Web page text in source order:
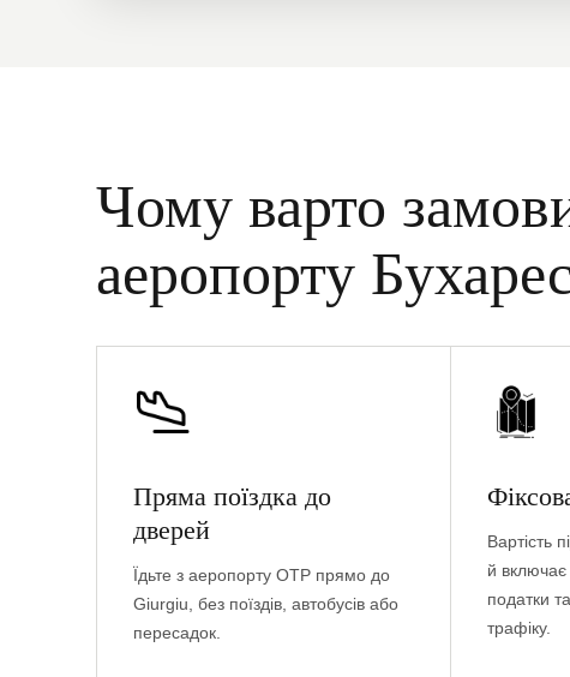
Чому варто
аеропорту
Пряма поїздка до
дверей
Їдьте з аеропорту OTP прямо до
Giurgiu, без поїздів, автобусів або
пересадок.
Вартість
й включає
податки
трафіку.